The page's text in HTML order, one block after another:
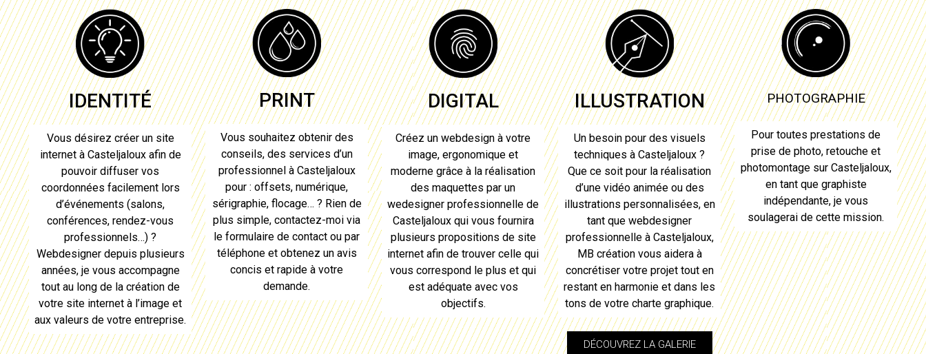
IDENTITÉ
Vous désirez créer un site
internet à Casteljalouxafin de
pouvoir diffuser vos
coordonnées facilement lors
d’événements (salons,
conférences, rendez-vous
professionnels…) ?
Webdesignerdepuis plusieurs
années, je vous accompagne
tout au long de la création de
votre site internet à l’image et
aux valeurs de votre entreprise.
PRINT
Vous souhaitez obtenir des
conseils, des services d’un
professionnel à Casteljaloux
pour : offsets, numérique,
sérigraphie, flocage… ? Rien de
plus simple, contactez-moi via
le formulaire de contact ou par
téléphone et obtenez un avis
concis et rapide à votre
demande.
DIGITAL
Créez un webdesign à votre
image, ergonomique et
moderne grâce à la réalisation
des maquettes par un
wedesigner professionnelle de
Casteljalouxqui vous fournira
plusieurs propositions de site
internet afin de trouver celle qui
vous correspond le plus et qui
est adéquate avec vos
objectifs.
ILLUSTRATION
Un besoin pour des visuels
techniques à Casteljaloux ?
Que ce soit pour la réalisation
d’une vidéo animée ou des
illustrations personnalisées, en
tant que webdesigner
professionnelle à Casteljaloux,
MB création vous aidera à
concrétiser votre projet tout en
restant en harmonie et dans les
tons de votre charte graphique.
DÉCOUVREZ LA GALERIE
PHOTOGRAPHIE
Pour toutes prestations de
prise de photo, retouche et
photomontage sur Casteljaloux,
en tant que graphiste
indépendante, je vous
soulagerai de cette mission.